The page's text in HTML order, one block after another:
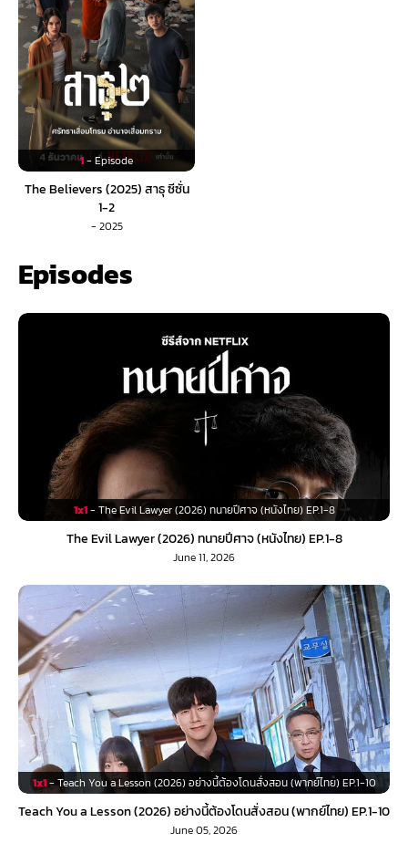
1- Episode
The Believers (2025) สาธุ ซีซั่น
1-2
- 2025
Episodes
1x1- The Evil Lawyer (2026) ทนายปีศาจ (หนังไทย) EP.1-8
The Evil Lawyer (2026) ทนายปีศาจ (หนังไทย) EP.1-8
June 11, 2026
1x1- Teach You a Lesson (2026) อย่างนี้ต้องโดนสั่งสอน (พากย์ไทย) EP.1-10
Teach You a Lesson (2026) อย่างนี้ต้องโดนสั่งสอน (พากย์ไทย) EP.1-10
June 05, 2026